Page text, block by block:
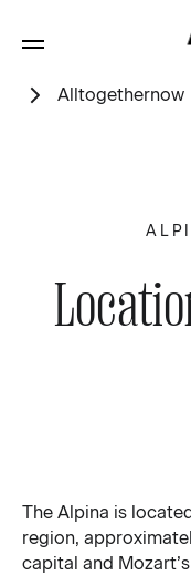
Alltogethernow
The Alpina is
region,
capital and